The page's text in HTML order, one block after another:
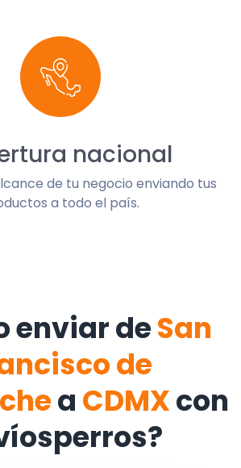
nacional
de tu negocio enviando tus
a todo el país.
enviar deSan
de
a CDMXcon